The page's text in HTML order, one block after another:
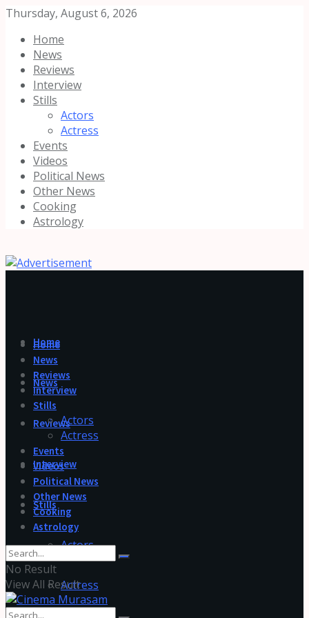
Thursday, August 6, 2026
Home
News
Reviews
Interview
Stills
Actors
Actress
Events
Videos
Political News
Other News
Cooking
Astrology
Home
News
Reviews
Interview
Stills
Actors
Actress
Home
News
Reviews
Interview
Stills
Actors
Actress
Events
Videos
Political News
Other News
Cooking
Astrology
No Result
View All Result